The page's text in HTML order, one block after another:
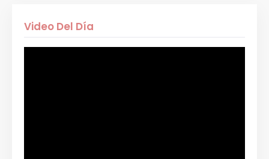
Video Del Día